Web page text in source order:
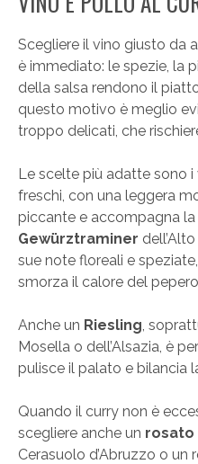
Scegliere il vino giusto da
è immediato: le spezie, la
della salsa rendono il
questo motivo è meglio
troppo delicati, che
Le scelte più adatte sono
freschi, con una leggera
piccante e accompagna la
Gewürztraminer
sue note floreali e
smorza il calore del
Anche un Riesling,
Mosella o dell’Alsazia, è
pulisce il palato e bilancia
Quando il curry non è
scegliere anche un
Cerasuolo d’Abruzzo o un